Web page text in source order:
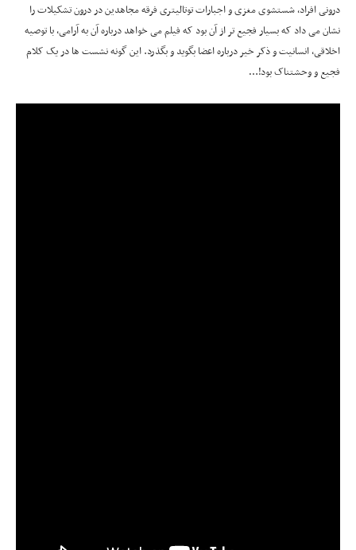
درونی افراد، شستشوی مغزی و اجبارات توتالیتری فرقه مجاهدین در درون تشکیلات را
نشان می داد که بسیار فجیع تر از آن بود که فیلم می خواهد درباره آن به آرامی، با توصیه
اخلاقی، انسانیت و ذکر خیر درباره اعضا بگوید و بگذرد. این گونه نشست ها در یک کلام
فجیع و وحشتناک بود!…